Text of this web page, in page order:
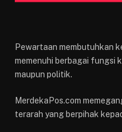
Pewartaan membutuhkan
memenuhi berbagai fungsi
maupun politik.
MerdekaPos.com
terarah yang berpihak